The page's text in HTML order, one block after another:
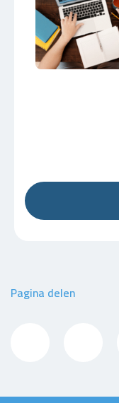
Pagina delen